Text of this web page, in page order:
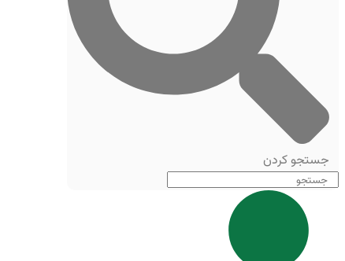
جستجو کردن